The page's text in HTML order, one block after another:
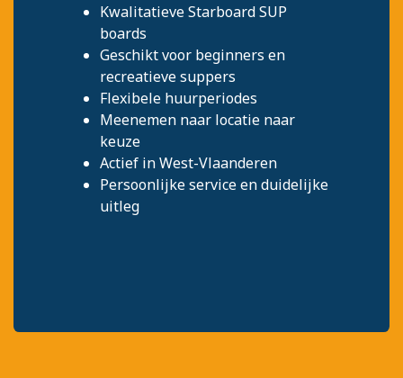
Kwalitatieve Starboard SUP
boards
Geschikt voor beginners en
recreatieve suppers
Flexibele huurperiodes
Meenemen naar locatie naar
keuze
Actief in West-Vlaanderen
Persoonlijke service en duidelijke
uitleg